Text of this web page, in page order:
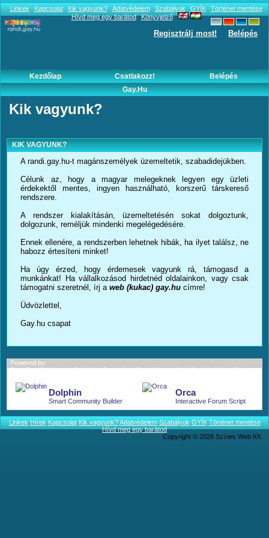
Linkek Kapcsolat Kik vagyunk? Adatvédelem Szabályok GYÍK
Történet mentése
Hívd meg egy barátod
Könyvjelző
Regisztrálj most! Belépés
Kezdőlap Csatlakozz!
Belépés
Gay.hu
Kik vagyunk?
KIK VAGYUNK?
A randi.gay.hu-t magánszemélyek üzemeltetik, szabadidejükben.
Célunk az, hogy a magyar melegeknek legyen egy üzleti
érdekektől mentes, ingyen használható, korszerű társkereső
rendszere.
A rendszer kialakításán, üzemeltetésén sokat dolgoztunk,
dolgozunk, reméljük mindenki megelégedésére.
Ennek ellenére, a rendszerben lehetnek hibák, ha ilyet találsz, ne
habozz értesíteni minket!
Ha úgy érzed, hogy érdemesek vagyunk rá, támogasd a
munkánkat! Ha vállalkozásod hirdetnéd oldalainkon, vagy csak
támogatni szeretnél, írj a web (kukac) gay.hu címre!
Üdvözlettel,
Gay.hu csapat
Powered by:
BoonEx - Community Software; Dating And Social Networking Scripts; Video Chat And
Dolphin
Smart Community Builder
Orca
Interactive Forum Script
Linkek Hírek Kapcsolat Kik vagyunk? Adatvédelem Szabályok GYÍK Történet mentése
Hívd meg egy barátod
Copyright © 2026 Színes Web Kft.